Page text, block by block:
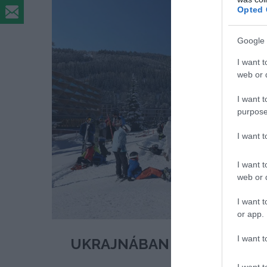
Opted
Google
I want
web or
I want
I want
I want
web or
I want
or app.
I want
UKRAJNÁBAN